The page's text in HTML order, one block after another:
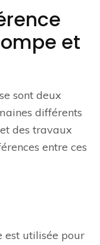
et
sont deux
différents
des travaux
entre ces
est utilisée pour